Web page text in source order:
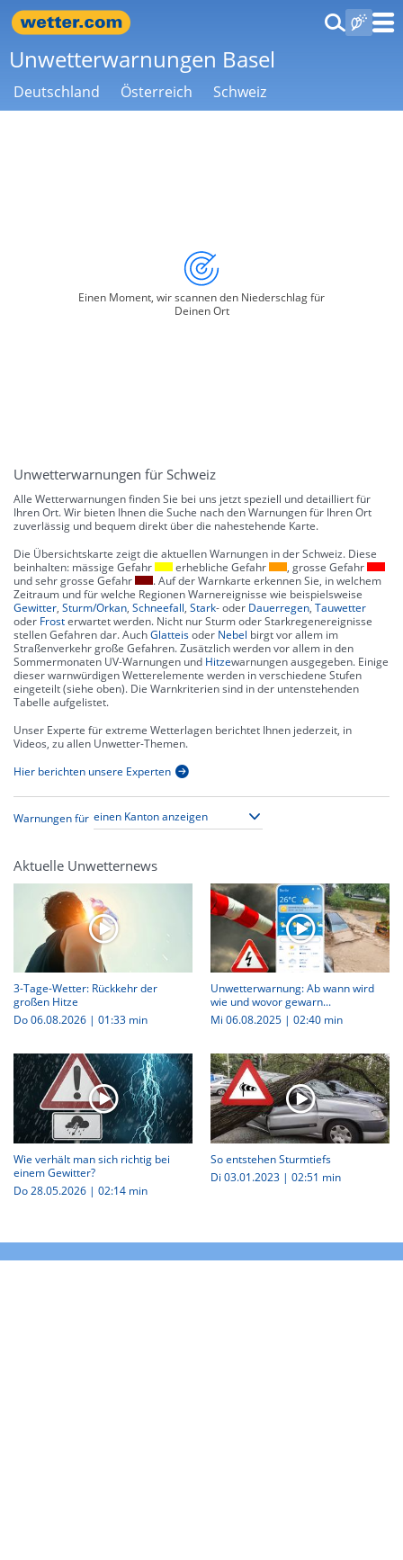
Unwetterwarnungen Basel
Deutschland Österreich Schweiz
Einen Moment, wir scannen den Niederschlag für
Deinen Ort
Unwetterwarnungen für Schweiz
Alle Wetterwarnungen finden Sie bei uns jetzt speziell und detailliert für
Ihren Ort. Wir bieten Ihnen die Suche nach den Warnungen für Ihren Ort
zuverlässig und bequem direkt über die nahestehende Karte.
Die Übersichtskarte zeigt die aktuellen Warnungen in der Schweiz. Diese
beinhalten: mässige Gefahr
erhebliche Gefahr
, grosse Gefahr
und sehr grosse Gefahr
. Auf der Warnkarte erkennen Sie, in welchem
Zeitraum und für welche Regionen Warnereignisse wie beispielsweise
Gewitter, Sturm/Orkan, Schneefall, Stark- oder Dauerregen, Tauwetter
oder Frosterwartet werden. Nicht nur Sturm oder Starkregenereignisse
stellen Gefahren dar. AuchGlatteisoder Nebel birgt vor allem im
Straßenverkehr große Gefahren. Zusätzlich werden vor allem in den
Sommermonaten UV-Warnungen und Hitzewarnungen ausgegeben. Einige
dieser warnwürdigen Wetterelemente werden in verschiedene Stufen
eingeteilt (siehe oben). Die Warnkriterien sind in der untenstehenden
Tabelle aufgelistet.
Unser Experte für extreme Wetterlagen berichtet Ihnen jederzeit, in
Videos, zu allen Unwetter-Themen.
Hier berichten unsere Experten
Warnungen für
Aktuelle Unwetternews
3-Tage-Wetter: Rückkehr der
großen Hitze
Do 06.08.2026 | 01:33 min
Unwetterwarnung: Ab wann wird
wie und wovor gewarn...
Mi 06.08.2025 | 02:40 min
Wie verhält man sich richtig bei
einem Gewitter?
Do 28.05.2026 | 02:14 min
So entstehen Sturmtiefs
Di 03.01.2023 | 02:51 min